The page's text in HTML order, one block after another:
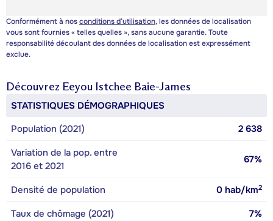
Conformément à nosconditions d’utilisation, les données de localisation
vous sont fournies « telles quelles », sans aucune garantie. Toute
responsabilité découlant des données de localisation est expressément
exclue.
Découvrez Eeyou Istchee Baie-James
STATISTIQUES DÉMOGRAPHIQUES
Population (2021)
2 638
Variation de la pop. entre
2016 et 2021
67%
Densité de population 0 hab/km2
Taux de chômage (2021) 7%